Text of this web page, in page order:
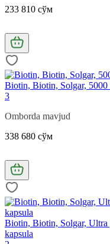
233 810 сўм
Biotin, Biotin, Solgar, 5000
3
Omborda mavjud
338 680 сўм
Biotin, Biotin, Solgar,
kapsula